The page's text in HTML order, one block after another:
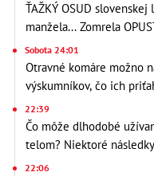
ŤAŽKÝ OSUD
manžela... Zomrela
Sobota 24:01
Otravné komáre možno
výskumníkov, čo ich
22:39
Čo môže dlhodobé
telom? Niektoré
22:06